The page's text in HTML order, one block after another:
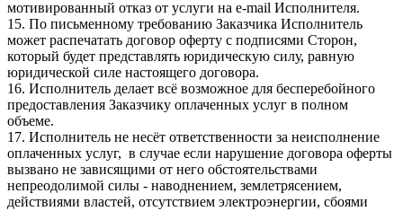
мотивированный отказ от услуги на e-mail Исполнителя.
15. По письменному требованию Заказчика Исполнитель
может распечатать договор оферту с подписями Сторон,
который будет представлять юридическую силу, равную
юридической силе настоящего договора.
16. Исполнитель делает всё возможное для бесперебойного
предоставления Заказчику оплаченных услуг в полном
объеме.
17. Исполнитель не несёт ответственности за неисполнение
оплаченных услуг, в случае если нарушение договора оферты
вызвано не зависящими от него обстоятельствами
непреодолимой силы - наводнением, землетрясением,
действиями властей, отсутствием электроэнергии, сбоями